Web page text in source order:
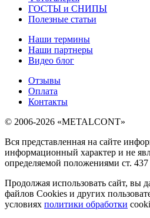
ГОСТЫ и СНИПЫ
Полезные статьи
Наши термины
Наши партнеры
Видео блог
Отзывы
Оплата
Контакты
© 2006-2026 «METALCONT»
Вся представленная на сайте
информационный характер и не
определяемой положениями ст.
Продолжая использовать сайт, вы
файлов Cookies и других
условиях политики обработки